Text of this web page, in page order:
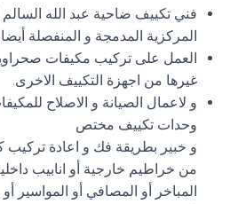
فني تكييف ضاحية عبد الله
المركزية المدمجة و المنفصلة أيضا.
العمل على تركيب مكيفات
غيرها من اجهزة التكييف الاخرى.
و لاعمال الصيانة و الاصلاح
وحدات تكييف مختص
و خبير بطريقة فك و اعادة تركيب
من خراطيم خارجية أو انابيب
المباخر أو المصافي أو المواسير